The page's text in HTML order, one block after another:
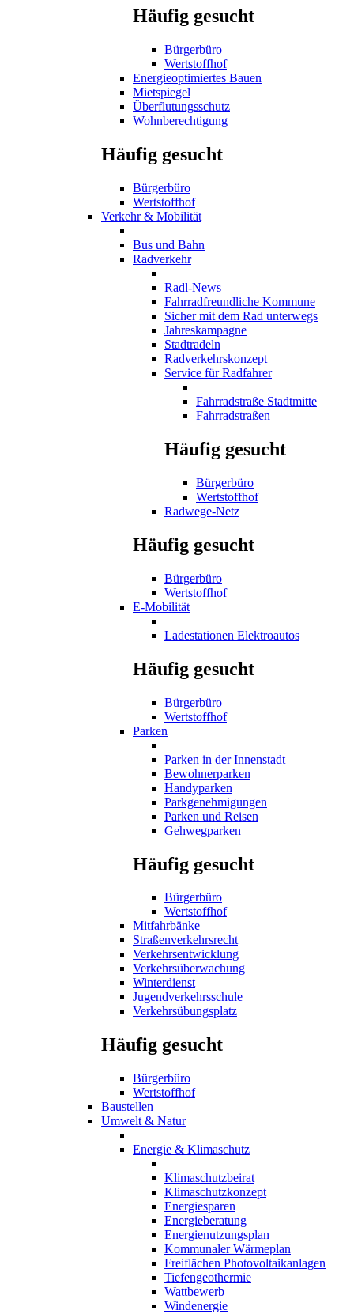
Häufig gesucht
Bürgerbüro
Wertstoffhof
Energieoptimiertes Bauen
Mietspiegel
Überflutungsschutz
Wohnberechtigung
Häufig gesucht
Bürgerbüro
Wertstoffhof
Verkehr & Mobilität
Bus und Bahn
Radverkehr
Radl-News
Fahrradfreundliche Kommune
Sicher mit dem Rad unterwegs
Jahreskampagne
Stadtradeln
Radverkehrskonzept
Service für Radfahrer
Fahrradstraße Stadtmitte
Fahrradstraßen
Häufig gesucht
Bürgerbüro
Wertstoffhof
Radwege-Netz
Häufig gesucht
Bürgerbüro
Wertstoffhof
E-Mobilität
Ladestationen Elektroautos
Häufig gesucht
Bürgerbüro
Wertstoffhof
Parken
Parken in der Innenstadt
Bewohnerparken
Handyparken
Parkgenehmigungen
Parken und Reisen
Gehwegparken
Häufig gesucht
Bürgerbüro
Wertstoffhof
Mitfahrbänke
Straßenverkehrsrecht
Verkehrsentwicklung
Verkehrsüberwachung
Winterdienst
Jugendverkehrsschule
Verkehrsübungsplatz
Häufig gesucht
Bürgerbüro
Wertstoffhof
Baustellen
Umwelt & Natur
Energie & Klimaschutz
Klimaschutzbeirat
Klimaschutzkonzept
Energiesparen
Energieberatung
Energienutzungsplan
Kommunaler Wärmeplan
Freiflächen Photovoltaikanlagen
Tiefengeothermie
Wattbewerb
Windenergie